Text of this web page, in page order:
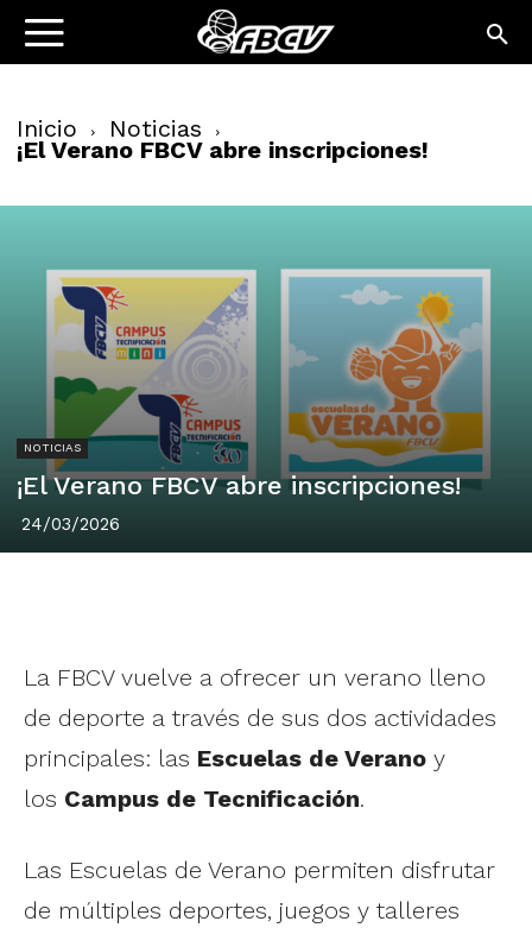
Inicio Noticias
¡El Verano FBCV abre inscripciones!
NOTICIAS
¡El Verano FBCV abre inscripciones!
24/03/2026
La FBCV vuelve a ofrecer un verano lleno
de deporte a través de sus dos actividades
principales: las Escuelas de Verano y
los Campus de Tecnificación.
Las Escuelas de Verano permiten disfrutar
de múltiples deportes, juegos y talleres